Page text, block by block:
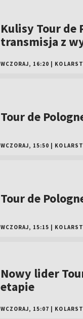
Kulisy Tour de
transmisja z
WCZORAJ, 16:20
Tour de
WCZORAJ, 15:50
Tour de
WCZORAJ, 15:15
Nowy lider
etapie
WCZORAJ, 15:07